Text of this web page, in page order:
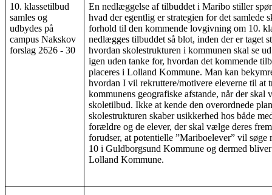
10. klassetilbud
samles og
udbydes på
campus Nakskov
forslag 2626 - 30
En nedlæggelse af tilbuddet i Maribo stiller
hvad der egentlig er strategien for det samlede
forhold til den kommende lovgivning om 10.
nedlægges tilbuddet så blot, inden der er taget
hvordan skolestrukturen i kommunen skal se
igen uden tanke for, hvordan det kommende
placeres i Lolland Kommune. Man kan
hvordan I vil rekruttere/motivere eleverne til at
kommunens geografiske afstande, når der skal
skoletilbud. Ikke at kende den overordnede
skolestrukturen skaber usikkerhed hos både
forældre og de elever, der skal vælge deres
forudser, at potentielle ”Mariboelever” vil
10 i Guldborgsund Kommune og dermed
Lolland Kommune.